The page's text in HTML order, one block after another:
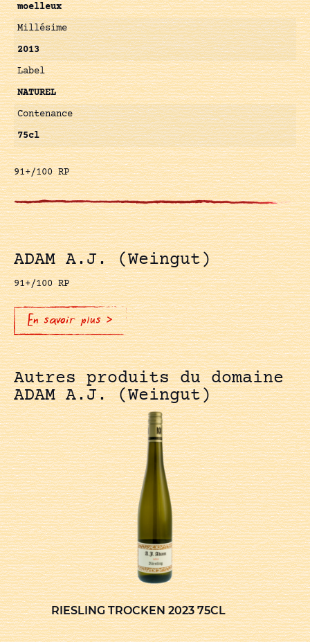
moelleux
Millésime
2013
Label
NATUREL
Contenance
75cl
91+/100 RP
ADAM A.J. (Weingut)
91+/100 RP
En savoir plus >
Autres produits du domaine
ADAM A.J. (Weingut)
RIESLING TROCKEN 2023 75CL